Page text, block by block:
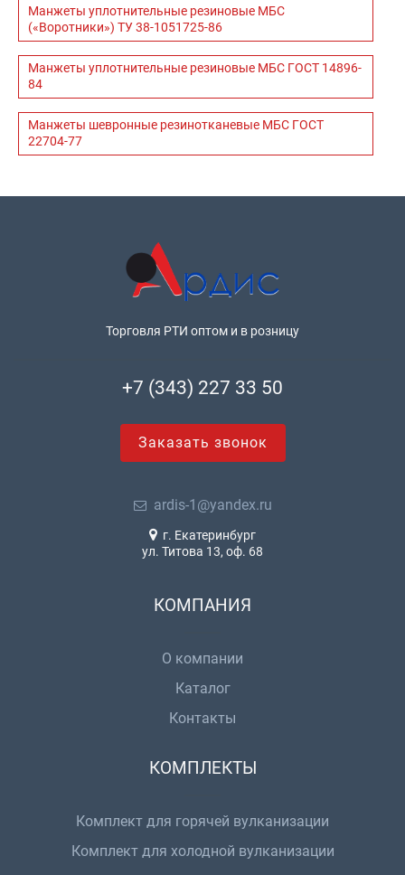
Манжеты уплотнительные резиновые МБС
(«Воротники») ТУ 38-1051725-86
Манжеты уплотнительные резиновые МБС ГОСТ 14896-
84
Манжеты шевронные резинотканевые МБС ГОСТ
22704-77
Торговля РТИ оптом и в розницу
+7 (343) 227 33 50
Заказать звонок
ardis-1@yandex.ru
г. Екатеринбург
ул. Титова 13, оф. 68
КОМПАНИЯ
О компании
Каталог
Контакты
КОМПЛЕКТЫ
Комплект для горячей вулканизации
Комплект для холодной вулканизации